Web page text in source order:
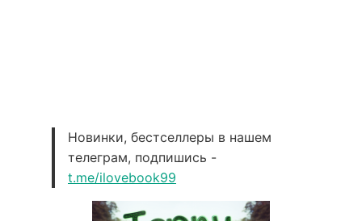
Новинки, бестселлеры в нашем
телеграм, подпишись -
t.me/ilovebook99